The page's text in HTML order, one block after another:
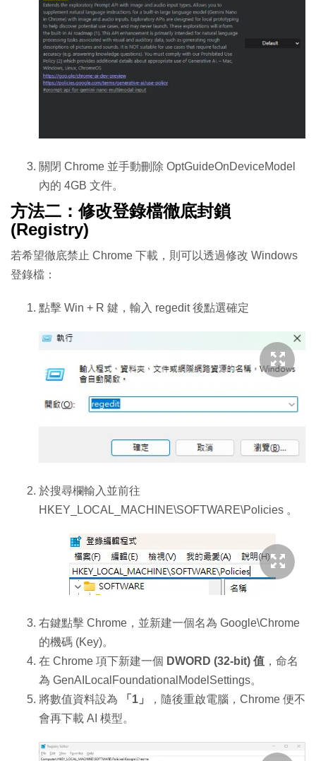
關閉 Chrome 並手動刪除 OptGuideOnDeviceModel
內的 4GB 文件。
方法二：修改登錄檔徹底封鎖
(Registry)
若希望徹底禁止 Chrome 下載，則可以透過修改 Windows
登錄檔：
點擊 Win + R 鍵，輸入 regedit 後點選確定
於搜尋欄輸入並前往
HKEY_LOCAL_MACHINE\SOFTWARE\Policies 。
右鍵點擊 Chrome，並新建一個名為 Google\Chrome
的機碼 (Key)。
在 Chrome 項下新建一個 DWORD (32-bit) 值 ，命名
為 GenAILocalFoundationalModelSettings。
將數值資料設為
「1」
，隨後重啟電腦，Chrome 便不
會再下載 AI 模型。